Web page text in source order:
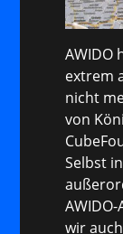
AWIDO
extrem
nicht
von
Selbst
wir